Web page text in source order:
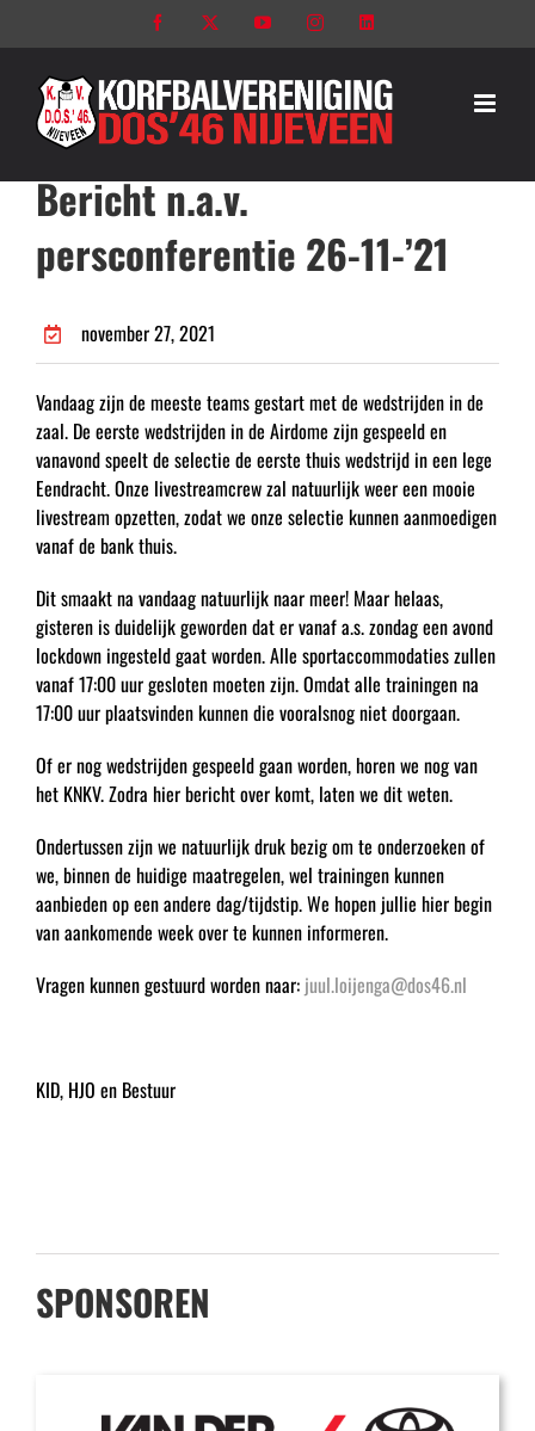
naar
Facebook YouTubeInstagram
Bericht n.a.v.
persconferentie 26-11-’21
november 27, 2021
Vandaag zijn de meeste teams gestart met de wedstrijden in de
zaal. De eerste wedstrijden in de Airdome zijn gespeeld en
vanavond speelt de selectie de eerste thuis wedstrijd in een lege
Eendracht. Onze livestreamcrew zal natuurlijk weer een mooie
livestream opzetten, zodat we onze selectie kunnen aanmoedigen
vanaf de bank thuis.
Dit smaakt na vandaag natuurlijk naar meer! Maar helaas,
gisteren is duidelijk geworden dat er vanaf a.s. zondag een avond
lockdown ingesteld gaat worden. Alle sportaccommodaties zullen
vanaf 17:00 uur gesloten moeten zijn. Omdat alle trainingen na
17:00 uur plaatsvinden kunnen die vooralsnog niet doorgaan.
Of er nog wedstrijden gespeeld gaan worden, horen we nog van
het KNKV. Zodra hier bericht over komt, laten we dit weten.
Ondertussen zijn we natuurlijk druk bezig om te onderzoeken of
we, binnen de huidige maatregelen, wel trainingen kunnen
aanbieden op een andere dag/tijdstip. We hopen jullie hier begin
van aankomende week over te kunnen informeren.
Vragen kunnen gestuurd worden naar: juul.loijenga@dos46.nl
KID, HJO en Bestuur
SPONSOREN